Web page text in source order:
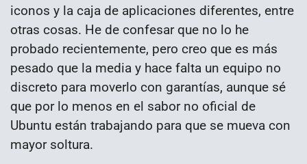
iconos y la caja de aplicaciones diferentes, entre
otras cosas. He de confesar que no lo he
probado recientemente, pero creo que es más
pesado que la media y hace falta un equipo no
discreto para moverlo con garantías, aunque sé
que por lo menos en el sabor no oficial de
Ubuntu están trabajando para que se mueva con
mayor soltura.